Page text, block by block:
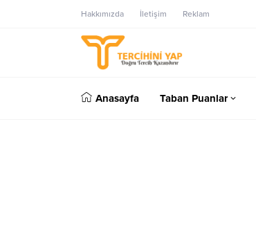
Hakkımızda İletişim Reklam
Anasayfa Taban Puanlar